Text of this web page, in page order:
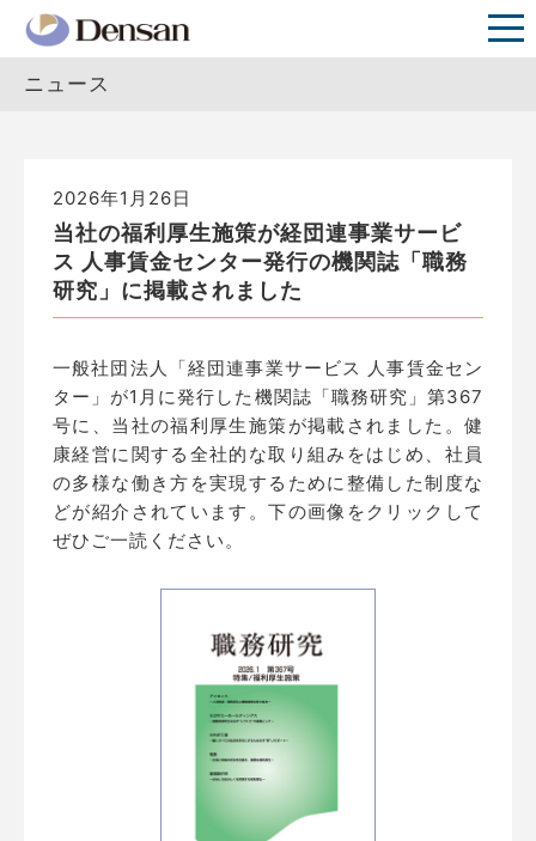
ニュース
2026年1月26日
当社の福利厚生施策が経団連事業サービ
ス 人事賃金センター発行の機関誌「職務
研究」に掲載されました
一般社団法人「経団連事業サービス 人事賃金セン
ター」が1月に発行した機関誌「職務研究」第367
号に、当社の福利厚生施策が掲載されました。健
康経営に関する全社的な取り組みをはじめ、社員
の多様な働き方を実現するために整備した制度な
どが紹介されています。下の画像をクリックして
ぜひご一読ください。